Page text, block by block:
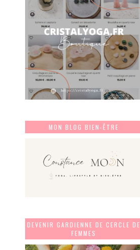
MON BLOG BIEN-ÊTRE
DEVENIR GARDIENNE DE CERCLE DE
FEMMES